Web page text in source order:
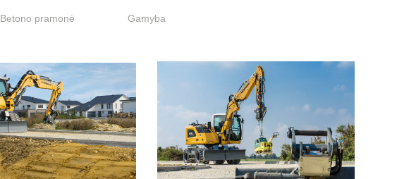
Betono pramonė Gamyba